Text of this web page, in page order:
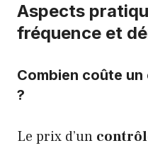
Aspects
fréquence et
Combien coûte
?
Le prix d’un